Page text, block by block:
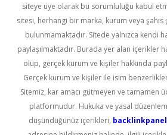
siteye üye olarak bu sorumluluğu kabul
sitesi, herhangi bir marka, kurum veya şahıs
bulunmamaktadır. Sitede yalnızca kendi
paylaşılmaktadır. Burada yer alan içerikler
olup, gerçek kurum ve kişiler hakkında
Gerçek kurum ve kişiler ile isim
Sitemiz, kar amacı gütmeyen ve tamamen
platformudur. Hukuka ve yasal
düşündüğünüz içerikleri,